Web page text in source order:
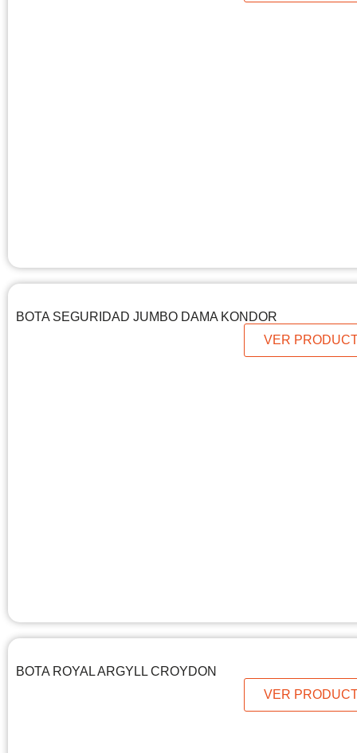
BOTA SEGURIDAD JUMBO DAMA KONDOR
VER
BOTA ROYAL ARGYLL CROYDON
VER